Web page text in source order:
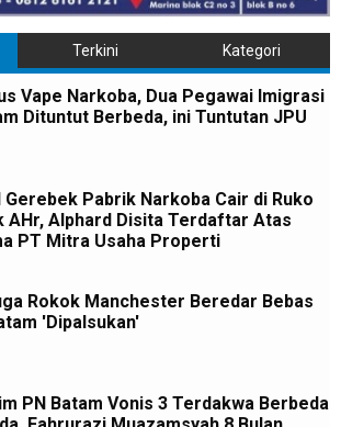
Terkini Kategori
Vape Narkoba, Dua Pegawai Imigrasi
Dituntut Berbeda, ini Tuntutan JPU
Gerebek Pabrik Narkoba Cair di Ruko
AHr, Alphard Disita Terdaftar Atas
PT Mitra Usaha Properti
Rokok Manchester Beredar Bebas
'Dipalsukan'
PN Batam Vonis 3 Terdakwa Berbeda